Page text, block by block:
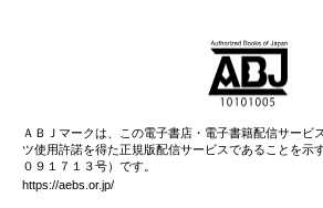
ＡＢＪマークは、この電子書店・電子書籍配信サービ
ツ使用許諾を得た正規版配信サービスであることを示
０９１７１３号）です。
https://aebs.or.jp/